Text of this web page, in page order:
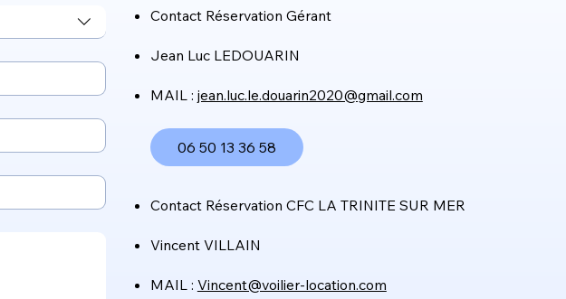
Contact Réservation Gérant
Jean Luc LEDOUARIN​​
MAIL : jean.luc.le.douarin2020@gmail.com
06 50 13 36 58
Contact Réservation CFC LA TRINITE SUR MER
Vincent VILLAIN
MAIL : Vincent@voilier-location.com